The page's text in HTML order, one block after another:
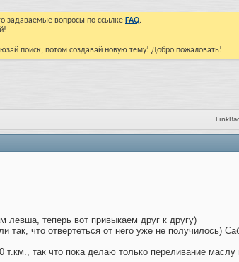
задаваемые вопросы по ссылке FAQ.
поиск, потом создавай новую тему! Добро пожаловать!
левша, теперь вот привыкаем друг к другу)
так, что отвертеться от него уже не получилось)
так что пока делаю только переливание